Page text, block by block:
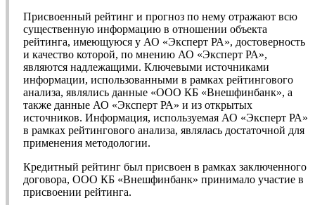
Присвоенный рейтинг и прогноз по нему отражают всю
существенную информацию в отношении объекта
рейтинга, имеющуюся у АО «Эксперт РА», достоверность
и качество которой, по мнению АО «Эксперт РА»,
являются надлежащими. Ключевыми источниками
информации, использованными в рамках рейтингового
анализа, являлись данные «ООО КБ «Внешфинбанк», а
также данные АО «Эксперт РА» и из открытых
источников. Информация, используемая АО «Эксперт РА»
в рамках рейтингового анализа, являлась достаточной для
применения методологии.
Кредитный рейтинг был присвоен в рамках заключенного
договора, ООО КБ «Внешфинбанк» принимало участие в
присвоении рейтинга.